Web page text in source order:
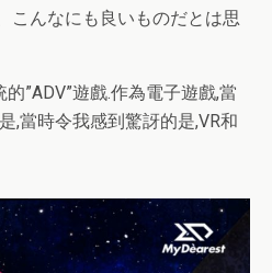
こんなにも良いものだとは思
”ADV”遊戲.作為電子遊戲,當
,當時令我感到驚訝的是,VR和